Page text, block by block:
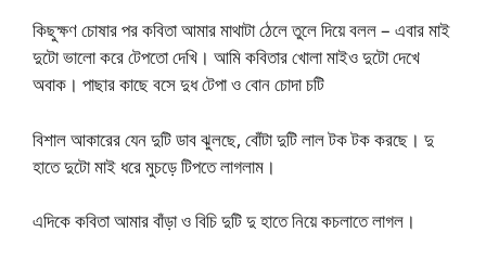
কিছুক্ষণ চোষার পর কবিতা আমার মাথাটা ঠেলে তুলে দিয়ে বলল – এবার মাই
দুটো ভালো করে টেপতো দেখি। আমি কবিতার খোলা মাইও দুটো দেখে
অবাক। পাছার কাছে বসে দুধ টেপা ও বোন চোদা চটি
বিশাল আকারের যেন দুটি ডাব ঝুলছে, বোঁটা দুটি লাল টক টক করছে। দু
হাতে দুটো মাই ধরে মুচড়ে টিপতে লাগলাম।
এদিকে কবিতা আমার বাঁড়া ও বিচি দুটি দু হাতে নিয়ে কচলাতে লাগল।